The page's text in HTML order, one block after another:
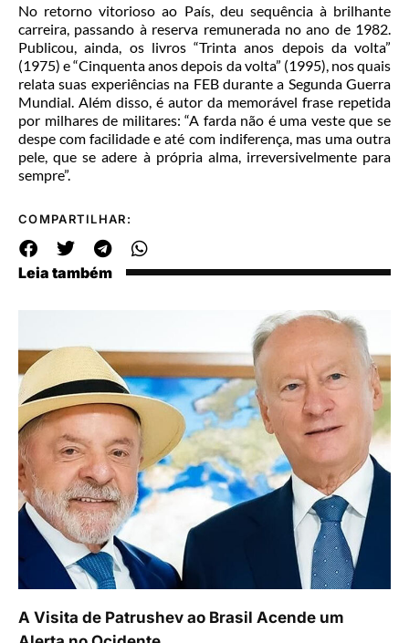
No retorno vitorioso ao País, deu sequência à brilhante
carreira, passando à reserva remunerada no ano de 1982.
Publicou, ainda, os livros “Trinta anos depois da volta”
(1975) e “Cinquenta anos depois da volta” (1995), nos quais
relata suas experiências na FEB durante a Segunda Guerra
Mundial. Além disso, é autor da memorável frase repetida
por milhares de militares: “A farda não é uma veste que se
despe com facilidade e até com indiferença, mas uma outra
pele, que se adere à própria alma, irreversivelmente para
sempre”.
COMPARTILHAR:
Leia também
A Visita de Patrushev ao Brasil Acende um